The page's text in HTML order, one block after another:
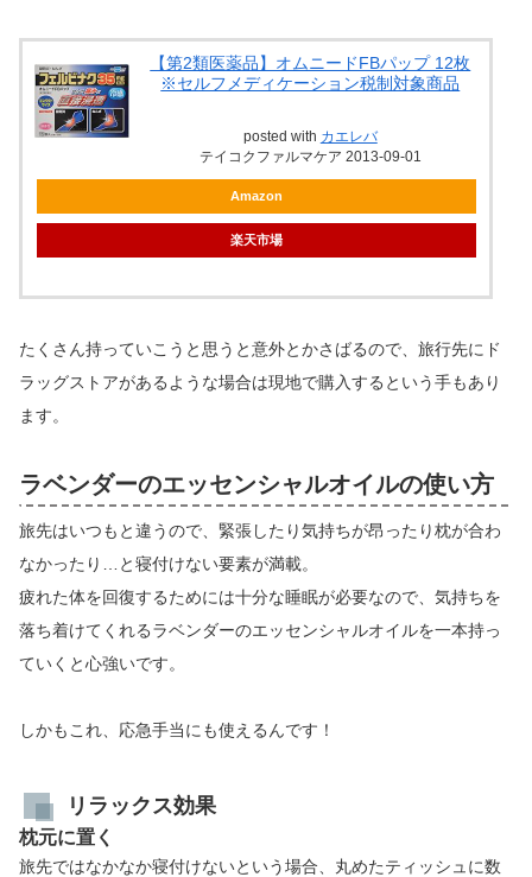
【第2類医薬品】オムニードFBパップ 12枚
※セルフメディケーション税制対象商品
posted with カエレバ
テイコクファルマケア 2013-09-01
Amazon
楽天市場
たくさん持っていこうと思うと意外とかさばるので、旅行先にド
ラッグストアがあるような場合は現地で購入するという手もあり
ます。
ラベンダーのエッセンシャルオイルの使い方
旅先はいつもと違うので、緊張したり気持ちが昂ったり枕が合わ
なかったり…と寝付けない要素が満載。
疲れた体を回復するためには十分な睡眠が必要なので、気持ちを
落ち着けてくれるラベンダーのエッセンシャルオイルを一本持っ
ていくと心強いです。
しかもこれ、応急手当にも使えるんです！
リラックス効果
枕元に置く
旅先ではなかなか寝付けないという場合、丸めたティッシュに数